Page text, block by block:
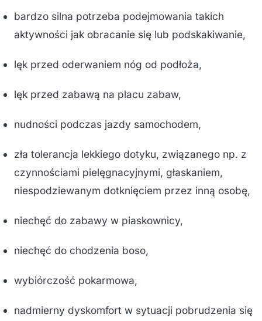
bardzo silna potrzeba podejmowania takich
aktywności jak obracanie się lub podskakiwanie,
lęk przed oderwaniem nóg od podłoża,
lęk przed zabawą na placu zabaw,
nudności podczas jazdy samochodem,
zła tolerancja lekkiego dotyku, związanego np. z
czynnościami pielęgnacyjnymi, głaskaniem,
niespodziewanym dotknięciem przez inną osobę,
niechęć do zabawy w piaskownicy,
niechęć do chodzenia boso,
wybiórczość pokarmowa,
nadmierny dyskomfort w sytuacji pobrudzenia się